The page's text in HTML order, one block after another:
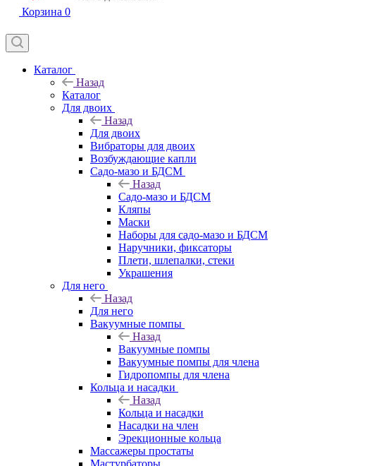
Корзина 0
Каталог
Назад
Каталог
Для двоих
Назад
Для двоих
Вибраторы для двоих
Возбуждающие капли
Садо-мазо и БДСМ
Назад
Садо-мазо и БДСМ
Кляпы
Маски
Наборы для садо-мазо и БДСМ
Наручники, фиксаторы
Плети, шлепалки, стеки
Украшения
Для него
Назад
Для него
Вакуумные помпы
Назад
Вакуумные помпы
Вакуумные помпы для члена
Гидропомпы для члена
Кольца и насадки
Назад
Кольца и насадки
Насадки на член
Эрекционные кольца
Массажеры простаты
Мастурбаторы